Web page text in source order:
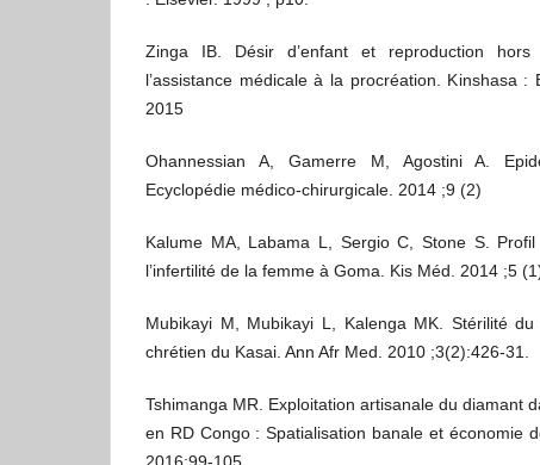
Zinga IB. Désir d’enfant et reproduction hors
l’assistance médicale à la procréation. Kinshasa :
2015
Ohannessian A, Gamerre M, Agostini A.
Ecyclopédie médico-chirurgicale. 2014 ;9 (2)
Kalume MA, Labama L, Sergio C, Stone S.
l’infertilité de la femme à Goma. Kis Méd. 2014 ;5
Mubikayi M, Mubikayi L, Kalenga MK. Stérilité du
chrétien du Kasai. Ann Afr Med. 2010 ;3(2):426-31.
Tshimanga MR. Exploitation artisanale du diamant
en RD Congo : Spatialisation banale et économie